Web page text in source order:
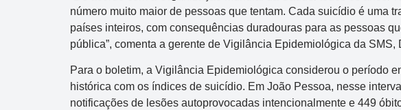
número muito maior de pessoas que tentam. Cada suicídio é uma
países inteiros, com consequências duradouras para as pessoas
pública”, comenta a gerente de Vigilância Epidemiológica da SMS,
Para o boletim, a Vigilância Epidemiológica considerou o período
histórica com os índices de suicídio. Em João Pessoa, nesse
notificações de lesões autoprovocadas intencionalmente e 449